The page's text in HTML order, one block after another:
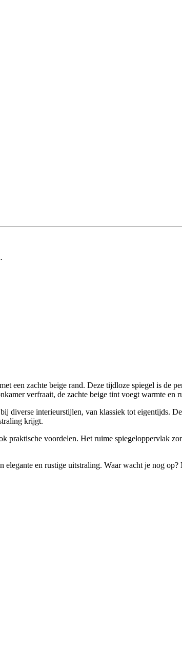
een zachte beige rand. Deze tijdloze spiegel is de
verfraait, de zachte beige tint voegt warmte
diverse interieurstijlen, van klassiek tot eigentijds.
krijgt.
praktische voordelen. Het ruime
elegante en rustige uitstraling. Waar wacht je nog